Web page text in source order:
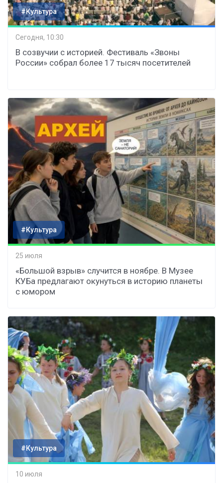
#Культура
Сегодня, 10:30
В созвучии с историей. Фестиваль «Звоны
России» собрал более 17 тысяч посетителей
#Культура
25 июля
«Большой взрыв» случится в ноябре. В Музее
КУБа предлагают окунуться в историю планеты
с юмором
#Культура
10 июля